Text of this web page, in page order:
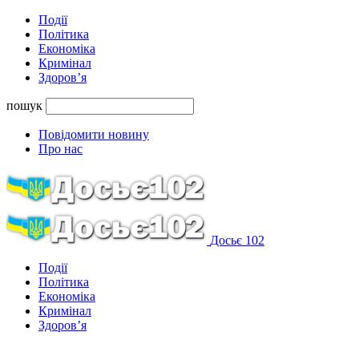
Події
Політика
Економіка
Кримінал
Здоров’я
пошук
Повідомити новину
Про нас
Досьє 102
Події
Політика
Економіка
Кримінал
Здоров’я